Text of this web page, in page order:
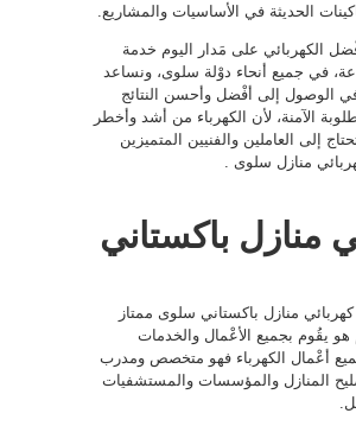
الحديثة في الأساسيات والمشاريع.
الكهربائي على مَدار اليوم خدمة
24 ساعة، في جميع أنحاء دوْلة سلوى، ونساعد
في الوصول إلى أفْضل وأحسن النتائج
الآمنة، لأن الكهرباء من أشد وأخطر
إلى العاملين والفنيين المتميزين
منازل سلوى .
منازل باكستاني
منازل باكستاني سلوى ممتاز
يقُوم بجميع الأعْمال والخدمات
وجَميع أعْمال الكهرباء فهو متخصص ومدرب
المنازل والمؤسسات والمستشفيات